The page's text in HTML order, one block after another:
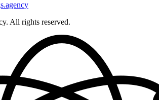
All rights reserved.